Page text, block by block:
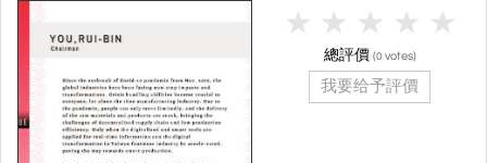
總評價 (0 votes)
我要给予評價